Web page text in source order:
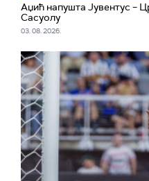
Аџић напушта Јувентус –
Сасуолу
03. 08. 2026.